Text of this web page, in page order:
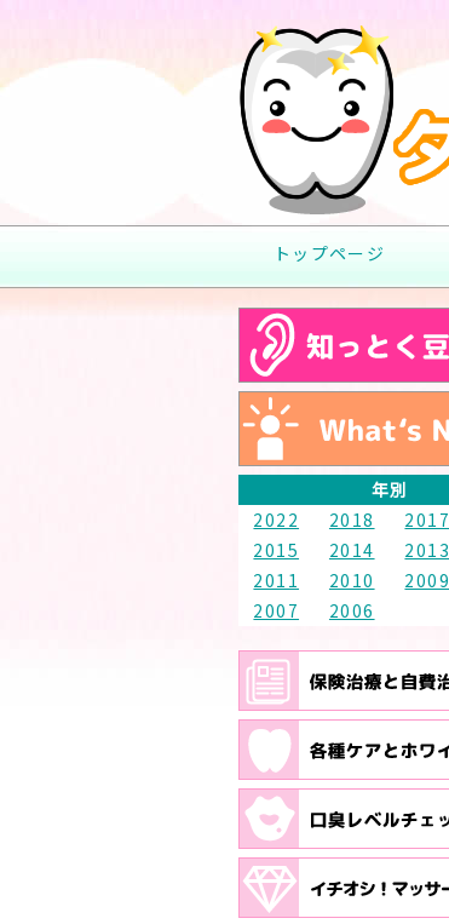
トップページ
年別
2022
2018 2017
2015
2014 2013
2011
2010 2009
2007
2006